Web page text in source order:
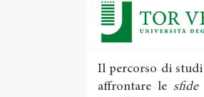
Il percorso di
affrontare le sfide